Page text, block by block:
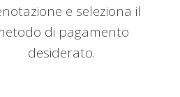
e seleziona il
di pagamento
desiderato.